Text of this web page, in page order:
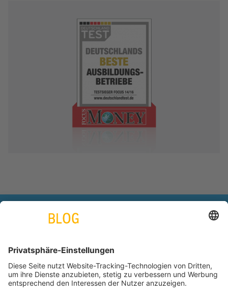
engineering. tomorrow. together.